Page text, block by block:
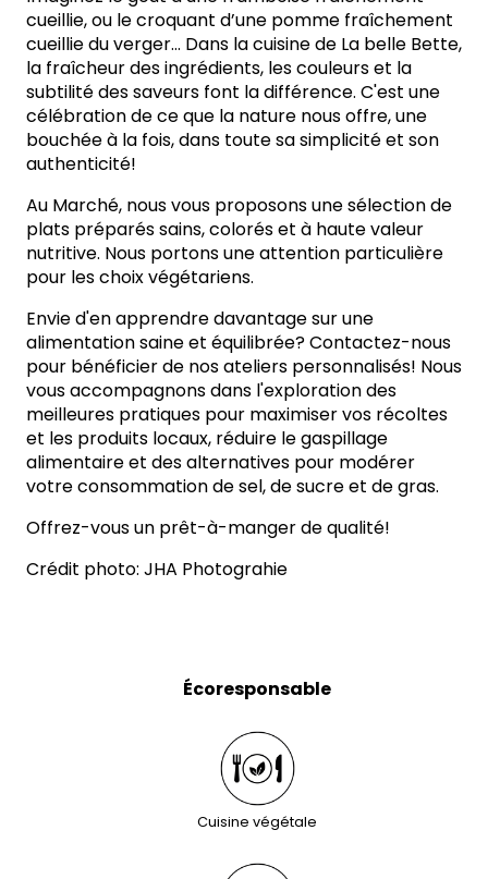
cueillie, ou le croquant d’une pomme fraîchement
cueillie du verger... Dans la cuisine de La belle Bette,
la fraîcheur des ingrédients, les couleurs et la
subtilité des saveurs font la différence. C'est une
célébration de ce que la nature nous offre, une
bouchée à la fois, dans toute sa simplicité et son
authenticité!
Au Marché, nous vous proposons une sélection de
plats préparés sains, colorés et à haute valeur
nutritive. Nous portons une attention particulière
pour les choix végétariens.
Envie d'en apprendre davantage sur une
alimentation saine et équilibrée? Contactez-nous
pour bénéficier de nos ateliers personnalisés! Nous
vous accompagnons dans l'exploration des
meilleures pratiques pour maximiser vos récoltes
et les produits locaux, réduire le gaspillage
alimentaire et des alternatives pour modérer
votre consommation de sel, de sucre et de gras.
Offrez-vous un prêt-à-manger de qualité!
Crédit photo: JHA Photograhie
Écoresponsable
Cuisine végétale